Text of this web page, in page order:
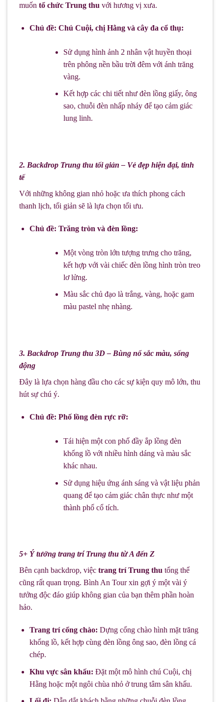
muốn tổ chức Trung thu với hương vị xưa.
Chủ đề: Chú Cuội, chị Hằng và cây đa cổ thụ:
Sử dụng hình ảnh 2 nhân vật huyền thoại
trên phông nền bầu trời đêm với ánh trăng
vàng.
Kết hợp các chi tiết như đèn lồng giấy, ông
sao, chuỗi đèn nhấp nháy để tạo cảm giác
lung linh.
2. Backdrop Trung thu tối giản – Vẻ đẹp hiện đại, tinh
tế
Với những không gian nhỏ hoặc ưa thích phong cách
thanh lịch, tối giản sẽ là lựa chọn tối ưu.
Chủ đề: Trăng tròn và đèn lồng:
Một vòng tròn lớn tượng trưng cho trăng,
kết hợp với vài chiếc đèn lồng hình tròn treo
lơ lửng.
Màu sắc chủ đạo là trắng, vàng, hoặc gam
màu pastel nhẹ nhàng.
3. Backdrop Trung thu 3D – Bùng nổ sắc màu, sống
động
Đây là lựa chọn hàng đầu cho các sự kiện quy mô lớn, thu
hút sự chú ý.
Chủ đề: Phố lồng đèn rực rỡ:
Tái hiện một con phố đầy ắp lồng đèn
khổng lồ với nhiều hình dáng và màu sắc
khác nhau.
Sử dụng hiệu ứng ánh sáng và vật liệu phản
quang để tạo cảm giác chân thực như một
thành phố cổ tích.
5+ Ý tưởng trang trí Trung thu từ A đến Z
Bên cạnh backdrop, việc trang trí Trung thu tổng thể
cũng rất quan trọng. Bình An Tour xin gợi ý một vài ý
tưởng độc đáo giúp không gian của bạn thêm phần hoàn
hảo.
Trang trí cổng chào: Dựng cổng chào hình mặt trăng
khổng lồ, kết hợp cùng đèn lồng ông sao, đèn lồng cá
chép.
Khu vực sân khấu: Đặt một mô hình chú Cuội, chị
Hằng hoặc một ngôi chùa nhỏ ở trung tâm sân khấu.